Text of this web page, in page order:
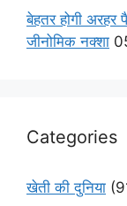
बेहतर होगी अरहर
जीनोमिक नक्शा
Categories
खेती की दुनिया